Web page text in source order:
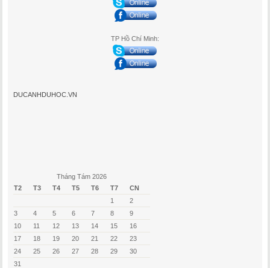
TP Hồ Chí Minh:
DUCANHDUHOC.VN
Tháng Tám 2026
T2
T3 T4 T5 T6 T7 CN
1
2
3
4 5 6 7 8
9
10
11 12 13 14 15
16
17
18 19 20 21 22
23
24
25 26 27 28 29
30
31